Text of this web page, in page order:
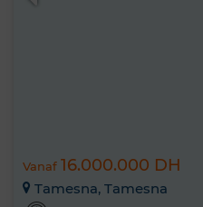
Vanaf 16.000.000 DH
Tamesna, Tamesna